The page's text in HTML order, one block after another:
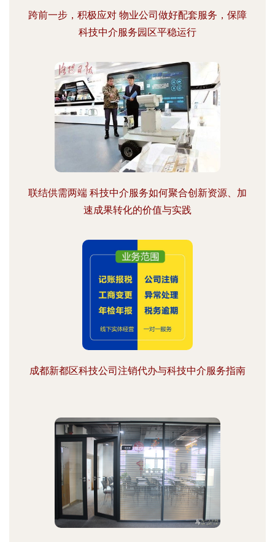
跨前一步，积极应对 物业公司做好配套服务，保障
科技中介服务园区平稳运行
联结供需两端 科技中介服务如何聚合创新资源、加
速成果转化的价值与实践
成都新都区科技公司注销代办与科技中介服务指南